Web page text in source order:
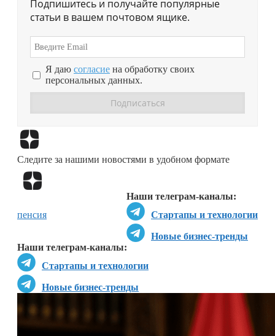
Подпишитесь и получайте популярные
статьи в вашем почтовом ящике.
Я даю согласие на обработку своих
персональных данных.
Следите за нашими новостями в удобном формате
Наши телеграм-каналы:
Стартапы и технологии
Новые бизнес-тренды
Наши телеграм-каналы:
Стартапы и технологии
Новые бизнес-тренды
пенсия